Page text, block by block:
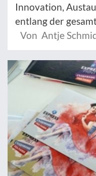
Innovation,
entlang der
Von Antje